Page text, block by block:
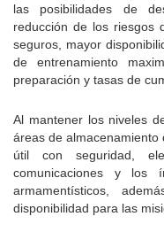
las posibilidades de
reducción de los riesgos
seguros, mayor
de entrenamiento
preparación y tasas de
Al mantener los niveles
áreas de
útil con seguridad,
comunicaciones y los
armamentísticos,
disponibilidad para las